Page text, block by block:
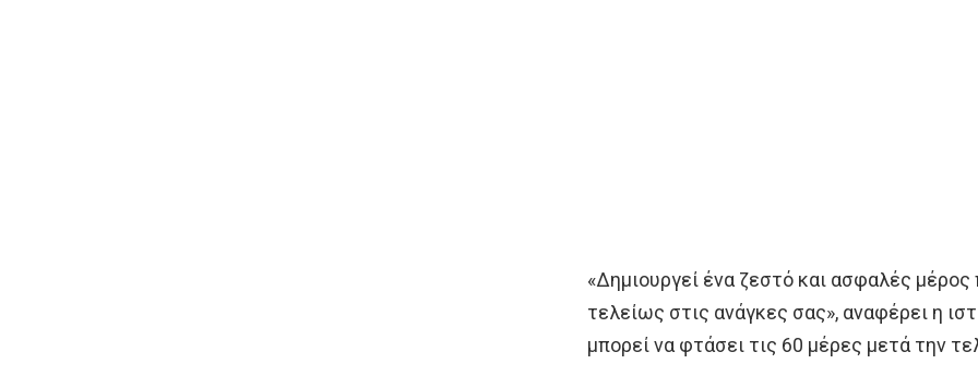
«Δημιουργεί ένα ζεστό και ασφαλές
τελείως στις ανάγκες σας», αναφέρει η
μπορεί να φτάσει τις 60 μέρες μετά την